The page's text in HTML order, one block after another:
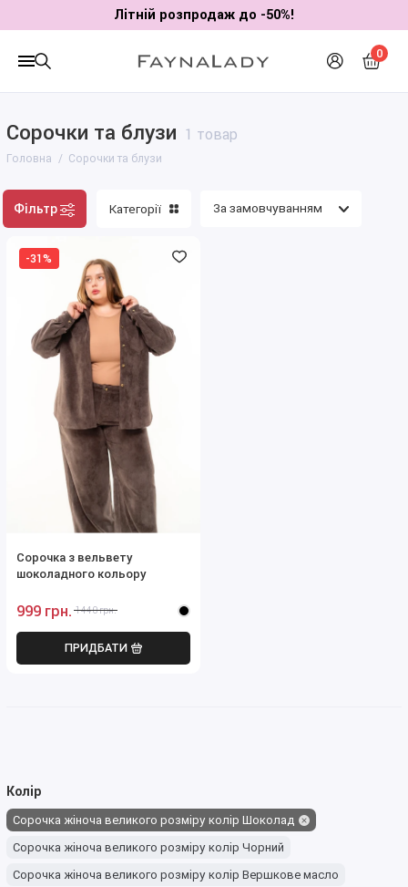
Літній розпродаж до -50%!
0
Сорочки та блузи 1 товар
Головна Сорочки та блузи
Фільтр Категорії
-31%
Сорочка з вельвету
шоколадного кольору
999 грн. 1440 грн.
ПРИДБАТИ
Колір
Сорочка жіноча великого розміру колір Шоколад
Сорочка жіноча великого розміру колір Чорний
Сорочка жіноча великого розміру колір Вершкове масло